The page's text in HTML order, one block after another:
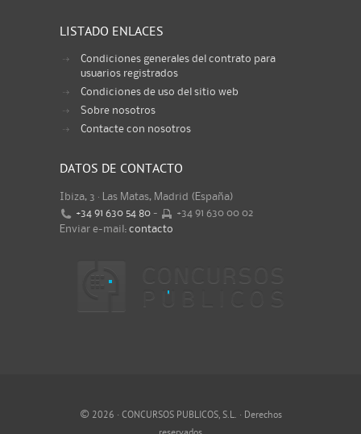
LISTADO ENLACES
Condiciones generales del contrato para
usuarios registrados
Condiciones de uso del sitio web
Sobre nosotros
Contacte con nosotros
DATOS DE CONTACTO
Ibiza, 3 · Las Matas, Madrid (España)
+34 91 630 54 80 -
+34 91 630 00 02
Enviar e-mail: contacto
© 2026 · CONCURSOS PUBLICOS, S.L. · Derechos